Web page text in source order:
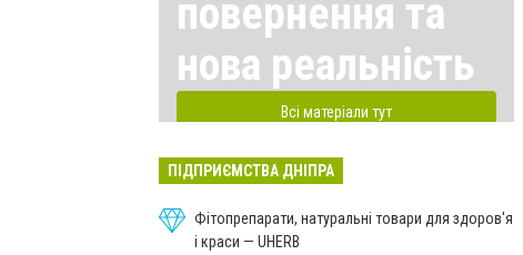
повернення та
нова реальність
Всі матеріали тут
ПІДПРИЄМСТВА ДНІПРА
Фітопрепарати, натуральні товари для здоров'я
і краси — UHERB